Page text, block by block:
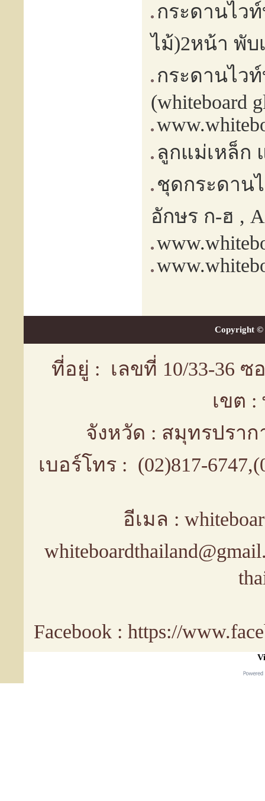
กระดานไว
ไม้)2หน้า พับ
กระดานไว
(whiteboard
ลูกแม่เหล็ก
ชุดกระดาน
อักษร ก-ฮ ,
Copyright ©
ที่อยู่ : เลขที่ 10/33-36
เขต :
จังหวัด : สมุทรปรา
เบอร์โทร : (02)817-
อีเมล :
Facebook : https://